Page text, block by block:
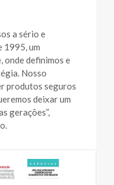
a sério e
1995, um
onde definimos e
Nosso
produtos seguros
deixar um
gerações”,